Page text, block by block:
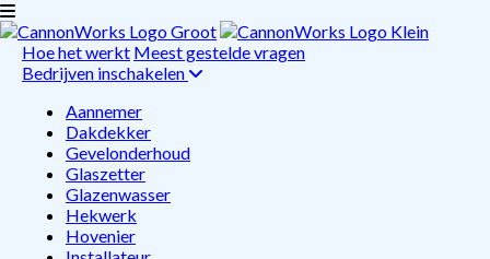
Hoe het werkt Meest gestelde vragen
Bedrijven inschakelen
Aannemer
Dakdekker
Gevelonderhoud
Glaszetter
Glazenwasser
Hekwerk
Hovenier